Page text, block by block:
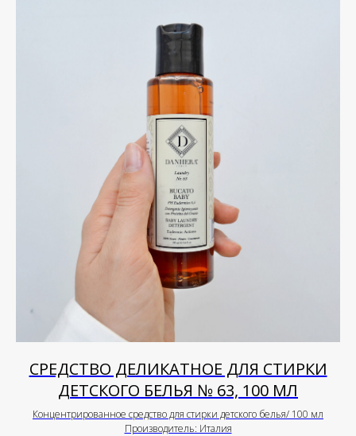
СРЕДСТВО ДЕЛИКАТНОЕ ДЛЯ СТИРКИ
ДЕТСКОГО БЕЛЬЯ № 63, 100 МЛ
Концентрированное средство для стирки детского белья/ 100 мл
Производитель: Италия